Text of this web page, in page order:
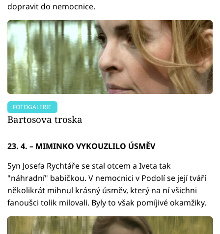
dopravit do nemocnice.
FOTOGALERIE
Bartosova troska
23. 4. – MIMINKO VYKOUZLILO ÚSMĚV
Syn Josefa Rychtáře se stal otcem a Iveta tak
"náhradní" babičkou. V nemocnici v Podolí se její tváří
několikrát mihnul krásný úsměv, který na ní všichni
fanoušci tolik milovali. Byly to však pomíjivé okamžiky.